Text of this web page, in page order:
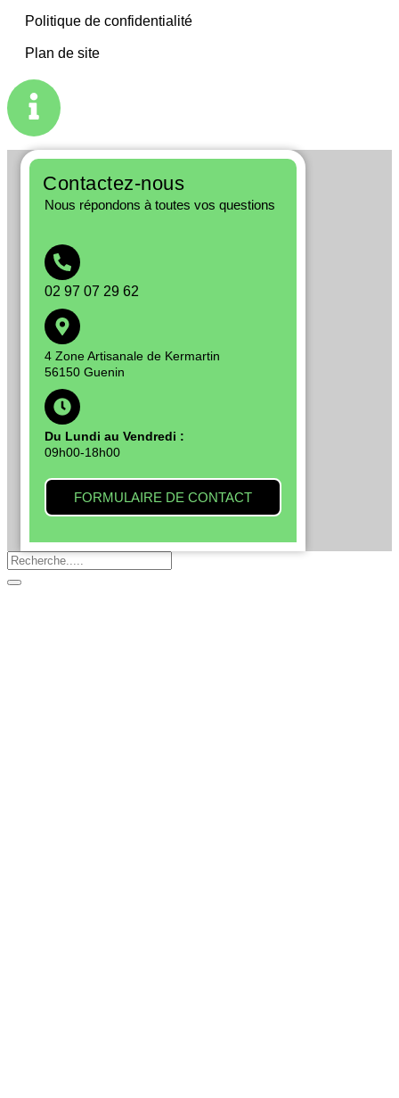
Politique de confidentialité
Plan de site
Contactez-nous
Nous répondons à toutes vos questions
02 97 07 29 62
4 Zone Artisanale de Kermartin
56150 Guenin
Du Lundi au Vendredi :
09h00-18h00
FORMULAIRE DE CONTACT